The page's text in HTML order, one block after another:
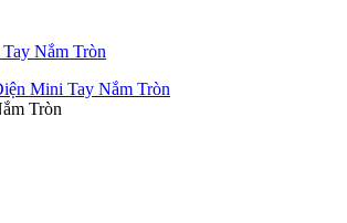
Nắm Tròn
Tròn